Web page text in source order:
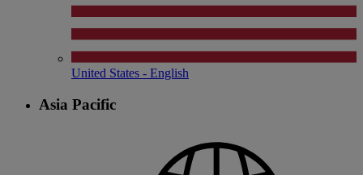
United States - English
Asia Pacific